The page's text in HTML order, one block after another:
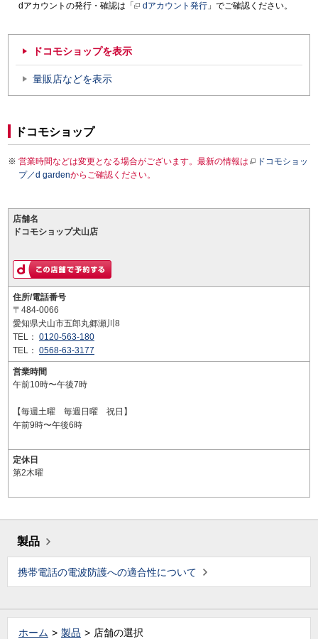
dアカウントの発行・確認は「
dアカウント発行 」でご確認ください。
ドコモショップを表示
量販店などを表示
ドコモショップ
営業時間などは変更となる場合がございます。最新の情報は
ドコモショッ
プ／d gardenからご確認ください。
店舗名
ドコモショップ犬山店
住所/電話番号
〒484-0066
愛知県犬山市五郎丸郷瀬川8
TEL： 0120-563-180
TEL： 0568-63-3177
営業時間
午前10時〜午後7時
【毎週土曜 毎週日曜 祝日】
午前9時〜午後6時
定休日
第2木曜
製品
携帯電話の電波防護への適合性について
ホーム 製品 店舗の選択